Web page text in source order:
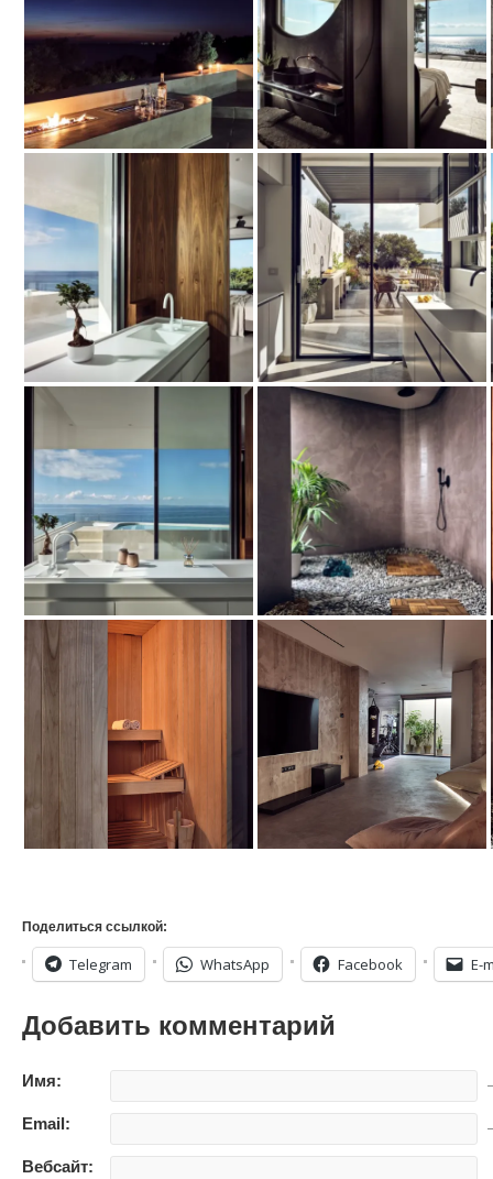
Поделиться ссылкой:
Telegram WhatsApp Facebook E-
Добавить комментарий
Имя:
Email:
Вебсайт: